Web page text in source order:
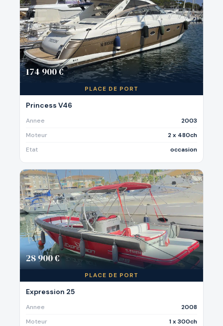
174 900 €
PLACE DE PORT
Princess V46
Annee
2003
Moteur
2 x 480ch
Etat
occasion
28 900 €
PLACE DE PORT
Expression 25
Annee
2008
Moteur
1 x 300ch